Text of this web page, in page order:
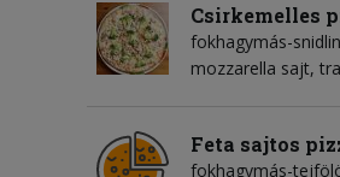
Csirkemelles
fokhagymás-
mozzarella sajt,
Feta sajtos
fokhagymás-